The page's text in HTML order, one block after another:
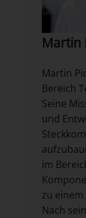
Martin
Martin
Bereich
Seine
und
im
zu
Nach